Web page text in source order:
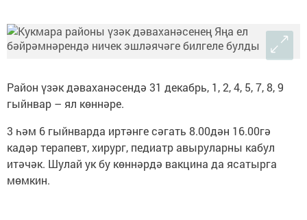
Район үзәк дәваханәсендә 31 декабрь, 1, 2, 4, 5, 7, 8, 9
гыйнвар – ял көннәре.
3 һәм 6 гыйнварда иртәнге сәгать 8.00дән 16.00гә
кадәр терапевт, хирург, педиатр авыруларны кабул
итәчәк. Шулай ук бу көннәрдә вакцина да ясатырга
мөмкин.